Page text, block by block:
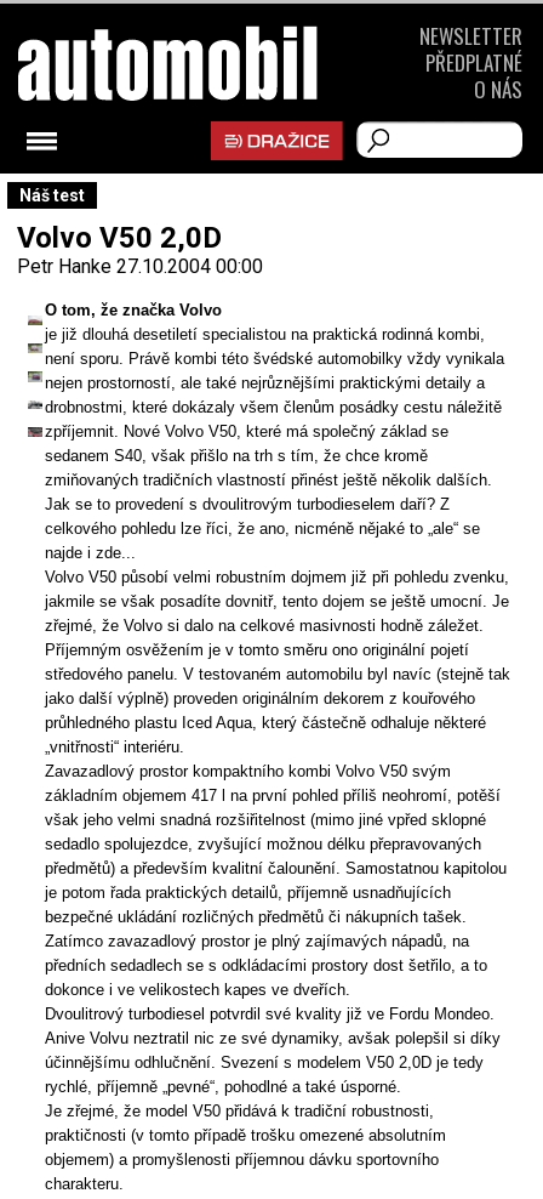
Náš test
Volvo V50 2,0D
Petr Hanke 27.10.2004 00:00
O tom, že značka Volvo
je již dlouhá desetiletí specialistou na praktická rodinná kombi,
není sporu. Právě kombi této švédské automobilky vždy vynikala
nejen prostorností, ale také nejrůznějšími praktickými detaily a
drobnostmi, které dokázaly všem členům posádky cestu náležitě
zpříjemnit. Nové Volvo V50, které má společný základ se
sedanem S40, však přišlo na trh s tím, že chce kromě
zmiňovaných tradičních vlastností přinést ještě několik dalších.
Jak se to provedení s dvoulitrovým turbodieselem daří? Z
celkového pohledu lze říci, že ano, nicméně nějaké to „ale“ se
najde i zde...
Volvo V50 působí velmi robustním dojmem již při pohledu zvenku,
jakmile se však posadíte dovnitř, tento dojem se ještě umocní. Je
zřejmé, že Volvo si dalo na celkové masivnosti hodně záležet.
Příjemným osvěžením je v tomto směru ono originální pojetí
středového panelu. V testovaném automobilu byl navíc (stejně tak
jako další výplně) proveden originálním dekorem z kouřového
průhledného plastu Iced Aqua, který částečně odhaluje některé
„vnitřnosti“ interiéru.
Zavazadlový prostor kompaktního kombi Volvo V50 svým
základním objemem 417 l na první pohled příliš neohromí, potěší
však jeho velmi snadná rozšiřitelnost (mimo jiné vpřed sklopné
sedadlo spolujezdce, zvyšující možnou délku přepravovaných
předmětů) a především kvalitní čalounění. Samostatnou kapitolou
je potom řada praktických detailů, příjemně usnadňujících
bezpečné ukládání rozličných předmětů či nákupních tašek.
Zatímco zavazadlový prostor je plný zajímavých nápadů, na
předních sedadlech se s odkládacími prostory dost šetřilo, a to
dokonce i ve velikostech kapes ve dveřích.
Dvoulitrový turbodiesel potvrdil své kvality již ve Fordu Mondeo.
Anive Volvu neztratil nic ze své dynamiky, avšak polepšil si díky
účinnějšímu odhlučnění. Svezení s modelem V50 2,0D je tedy
rychlé, příjemně „pevné“, pohodlné a také úsporné.
Je zřejmé, že model V50 přidává k tradiční robustnosti,
praktičnosti (v tomto případě trošku omezené absolutním
objemem) a promyšlenosti příjemnou dávku sportovního
charakteru.
NEWSLETTER
PŘEDPLATNÉ
O NÁS